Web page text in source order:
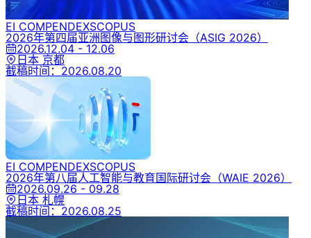
EI COMPENDEXSCOPUS
2026年第四届亚洲图像与图形研讨会 （ASIG 2026）
2026.12.04 - 12.06
日本 京都
截稿时间： 2026.08.20
EI COMPENDEXSCOPUS
2026年第八届人工智能与教育国际研讨会 （WAIE 2026）
2026.09.26 - 09.28
日本 札幌
截稿时间： 2026.08.25